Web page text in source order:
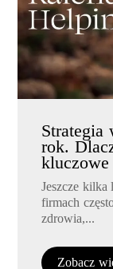
Strategia
rok.
kluczowe
Jeszcze kilka
firmach
zdrowia,...
Zobacz